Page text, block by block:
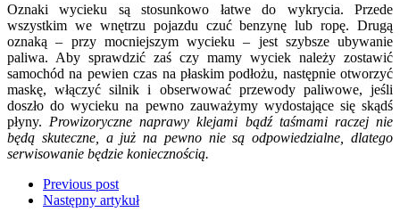
Oznaki wycieku są stosunkowo łatwe do wykrycia. Przede
wszystkim we wnętrzu pojazdu czuć benzynę lub ropę. Drugą
oznaką – przy mocniejszym wycieku – jest szybsze ubywanie
paliwa. Aby sprawdzić zaś czy mamy wyciek należy zostawić
samochód na pewien czas na płaskim podłożu, następnie otworzyć
maskę, włączyć silnik i obserwować przewody paliwowe, jeśli
doszło do wycieku na pewno zauważymy wydostające się skądś
płyny. Prowizoryczne naprawy klejami bądź taśmami raczej nie
będą skuteczne, a już na pewno nie są odpowiedzialne, dlatego
serwisowanie będzie koniecznością.
Previous post
Następny artykuł